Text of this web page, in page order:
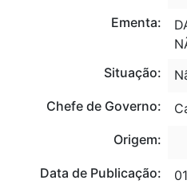
Ementa:
Situação:
Chefe de Governo:
Origem:
Data de Publicação: